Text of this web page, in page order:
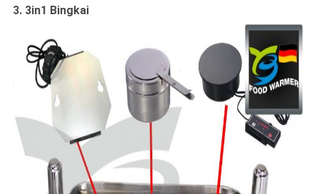
3. 3in1 Bingkai